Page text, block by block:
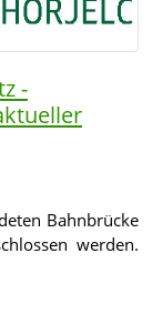
-
Bahnbrücke
werden.